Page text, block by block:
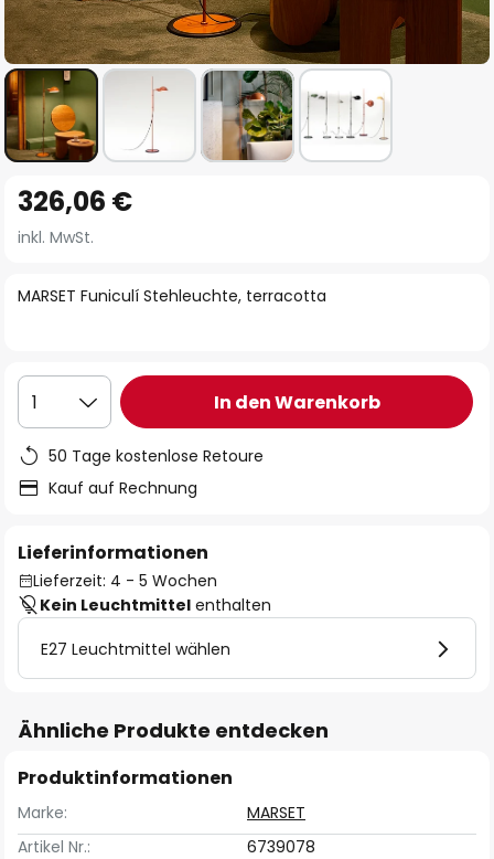
Anfang
der
springen
MARSET Funiculí Stehleuchte, terracotta
326,06 €
inkl. MwSt.
1 In den Warenkorb
50 Tage kostenlose Retoure
Kauf auf Rechnung
Lieferinformationen
Lieferzeit: 4 - 5 Wochen
Kein Leuchtmittel enthalten
E27 Leuchtmittel wählen
Ähnliche Produkte entdecken
Produktinformationen
Marke:
MARSET
Artikel Nr.:
6739078